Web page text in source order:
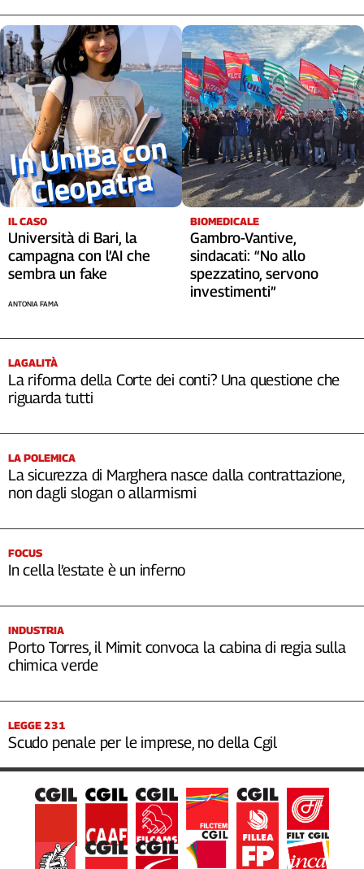
IL CASO
Università di Bari, la
campagna con l’AI che
sembra un fake
ANTONIA FAMA
BIOMEDICALE
Gambro-Vantive,
sindacati: “No allo
spezzatino, servono
investimenti”
LAGALITÀ
La riforma della Corte dei conti? Una questione che
riguarda tutti
LA POLEMICA
La sicurezza di Marghera nasce dalla contrattazione,
non dagli slogan o allarmismi
FOCUS
In cella l’estate è un inferno
INDUSTRIA
Porto Torres, il Mimit convoca la cabina di regia sulla
chimica verde
LEGGE 231
Scudo penale per le imprese, no della Cgil